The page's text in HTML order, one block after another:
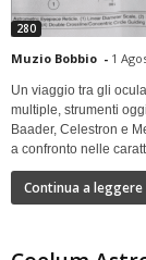
280
Muzio Bobbio - 1
Un viaggio tra gli
multiple, strumenti
Baader, Celestron e
a confronto nelle
Continua a leggere